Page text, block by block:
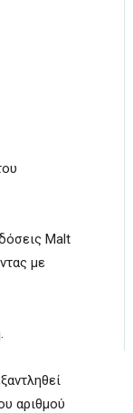
Malt
με
αριθμού